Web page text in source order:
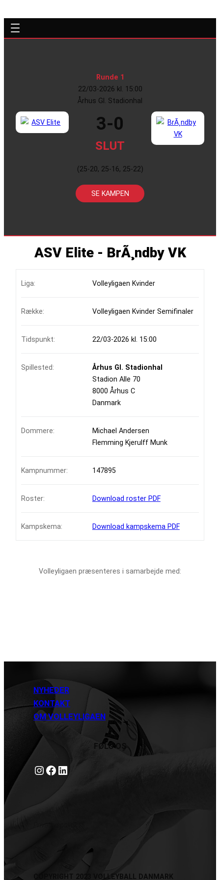
Runde 1
22/03-2026 kl. 15:00
Århus Gl. Stadionhal
3-0
SLUT
(25-20, 25-16, 25-22)
SE KAMPEN
ASV Elite - BrÃ¸ndby VK
Liga: Volleyligaen Kvinder
Række: Volleyligaen Kvinder Semifinaler
Tidspunkt: 22/03-2026 kl. 15:00
Spillested:
Århus Gl. Stadionhal
Stadion Alle 70
8000 Århus C
Danmark
Dommere:
Michael Andersen
Flemming Kjerulff Munk
Kampnummer: 147895
Roster: Download roster PDF
Kampskema: Download kampskema PDF
Volleyligaen præsenteres i samarbejde med:
NYHEDER
KONTAKT
OM VOLLEYLIGAEN
FØLG OS
Instagram https://www.facebook.com/danishbeachvolleytour LinkedIn
COPYRIGHT 2023 VOLLEYBALL DANMARK